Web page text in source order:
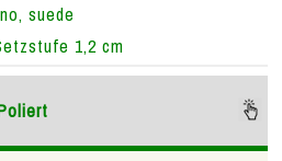
suede
1,2 cm